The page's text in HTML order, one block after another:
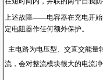
上述故障——电容器在充电开始
定电阻器作任何额外保护。
主电路为电压型、交直交能量
流，会对整流模块很大的电流